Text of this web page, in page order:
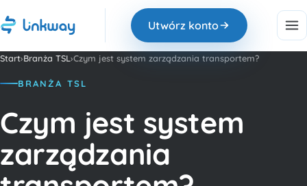
Utwórz konto
Start›Branża TSL›Czym jest system zarządzania transportem?
BRANŻA TSL
Czym jest system
zarządzania